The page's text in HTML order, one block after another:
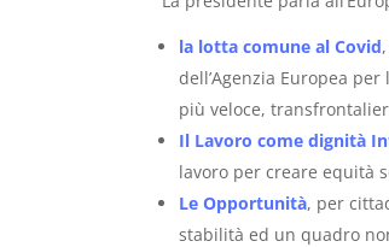
la lotta comune al Covid
dell’Agenzia Europea
più veloce,
Il Lavoro come dignità
lavoro per creare equità
Le Opportunità, per
stabilità ed un quadro